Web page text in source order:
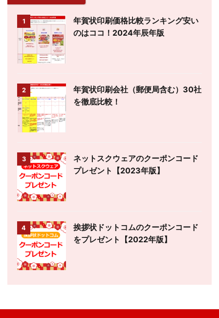
1
年賀状印刷価格比較ランキング安い
のはココ！2024年辰年版
2
年賀状印刷会社（郵便局含む）30社
を徹底比較！
3
ネットスクウェアのクーポンコード
プレゼント【2023年版】
4
挨拶状ドットコムのクーポンコード
をプレゼント【2022年版】